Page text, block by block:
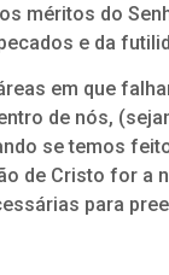
méritos do
e da
em que
de nós,
se temos
de Cristo for a
para